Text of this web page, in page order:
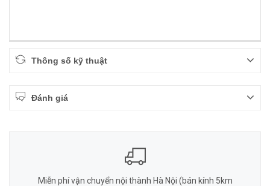
Thông số kỹ thuật
Đánh giá
Miễn phí vận chuyển nội thành Hà Nội (bán kính 5km